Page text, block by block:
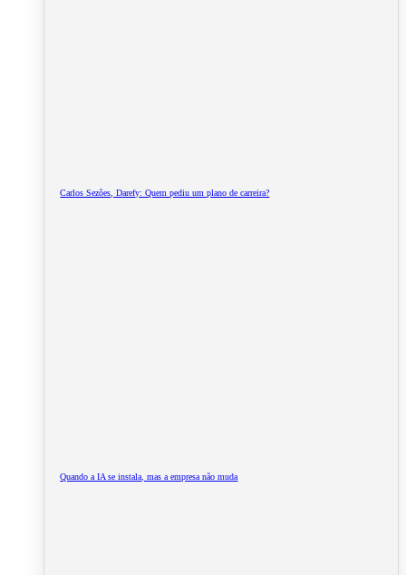
Carlos Sezões, Darefy: Quem pediu um plano de carreira?
Quando a IA se instala, mas a empresa não muda